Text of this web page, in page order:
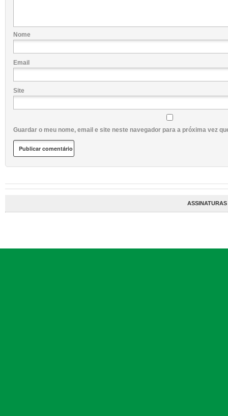
Nome
Email
Site
Guardar o meu nome, email e site neste navegador para a próxima vez
ASSINATURAS